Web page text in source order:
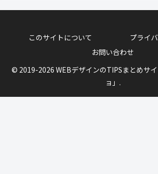
このサイトについて
プライ
お問い合わせ
© 2019-2026 WEBデザインのTIPSまとめサ
ョ」.